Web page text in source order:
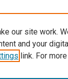
our site work.
and your
link. For